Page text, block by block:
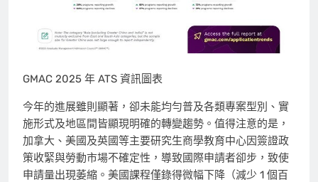
GMAC 2025 年 ATS 資訊圖表
今年的進展雖則顯著，卻未能均勻普及各類專案型別、實
施形式及地區間皆顯現明確的轉變趨勢。值得注意的是，
加拿大、美國及英國等主要研究生商學教育中心因簽證政
策收緊與勞動市場不確定性，導致國際申請者卻步，致使
申請量出現萎縮。美國課程僅錄得微幅下降（減少 1 個百